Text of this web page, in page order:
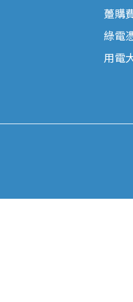
躉購
綠電
用電